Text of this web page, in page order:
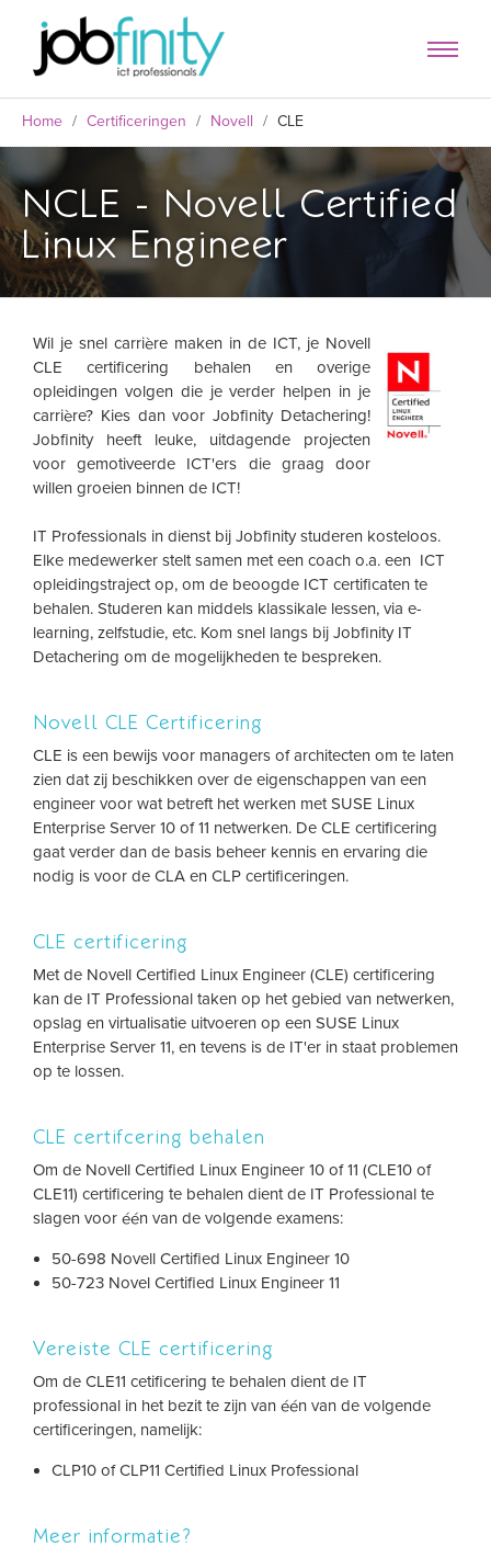
Home / Certificeringen / Novell / CLE
NCLE - Novell Certified
Linux Engineer
formulier
Wil je snel carrière maken in de ICT, je Novell
CLE certificering behalen en overige
opleidingen volgen die je verder helpen in je
carrière? Kies dan voor Jobfinity Detachering!
Jobfinity heeft leuke, uitdagende projecten
voor gemotiveerde ICT'ers die graag door
willen groeien binnen de ICT!
IT Professionals in dienst bij Jobfinity studeren kosteloos.
Elke medewerker stelt samen met een coach o.a. een ICT
opleidingstraject op, om de beoogde ICT certificaten te
behalen. Studeren kan middels klassikale lessen, via e-
learning, zelfstudie, etc. Kom snel langs bij Jobfinity IT
Detachering om de mogelijkheden te bespreken.
Novell CLE Certificering
CLE is een bewijs voor managers of architecten om te laten
zien dat zij beschikken over de eigenschappen van een
engineer voor wat betreft het werken met SUSE Linux
Enterprise Server 10 of 11 netwerken. De CLE certificering
gaat verder dan de basis beheer kennis en ervaring die
nodig is voor de CLA en CLP certificeringen.
CLE certificering
Met de Novell Certified Linux Engineer (CLE) certificering
kan de IT Professional taken op het gebied van netwerken,
opslag en virtualisatie uitvoeren op een SUSE Linux
Enterprise Server 11, en tevens is de IT'er in staat problemen
op te lossen.
CLE certifcering behalen
Om de Novell Certified Linux Engineer 10 of 11 (CLE10 of
CLE11) certificering te behalen dient de IT Professional te
slagen voor één van de volgende examens:
50-698 Novell Certified Linux Engineer 10
50-723 Novel Certified Linux Engineer 11
Vereiste CLE certificering
Om de CLE11 cetificering te behalen dient de IT
professional in het bezit te zijn van één van de volgende
certificeringen, namelijk:
CLP10 of CLP11 Certified Linux Professional
Meer informatie?